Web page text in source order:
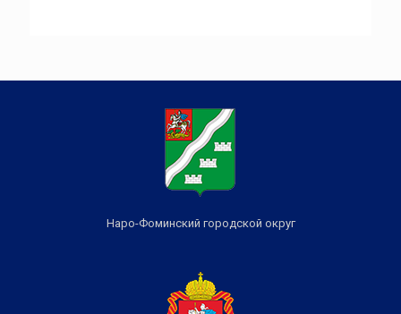
Наро-Фоминский городской округ